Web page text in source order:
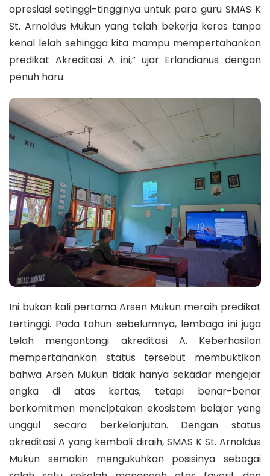
apresiasi setinggi-tingginya untuk para guru SMAS K
St. Arnoldus Mukun yang telah bekerja keras tanpa
kenal lelah sehingga kita mampu mempertahankan
predikat Akreditasi A ini,” ujar Erlandianus dengan
penuh haru.
Ini bukan kali pertama Arsen Mukun meraih predikat
tertinggi. Pada tahun sebelumnya, lembaga ini juga
telah mengantongi akreditasi A. Keberhasilan
mempertahankan status tersebut membuktikan
bahwa Arsen Mukun tidak hanya sekadar mengejar
angka di atas kertas, tetapi benar-benar
berkomitmen menciptakan ekosistem belajar yang
unggul secara berkelanjutan. Dengan status
akreditasi A yang kembali diraih, SMAS K St. Arnoldus
Mukun semakin mengukuhkan posisinya sebagai